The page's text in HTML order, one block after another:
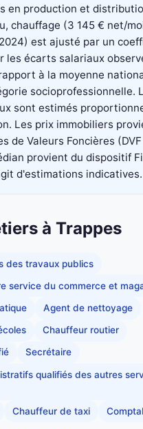
en production et
chauffage (3 145 € net/
2024) est ajusté par un
les écarts salariaux
à la moyenne
socioprofessionnelle.
sont estimés
Les prix immobiliers
de Valeurs Foncières
provient du dispositif
d'estimations indicatives.
à Trappes
des travaux publics
service du commerce et
Agent de nettoyage
Chauffeur routier
Secrétaire
qualifiés des autres
Chauffeur de taxi